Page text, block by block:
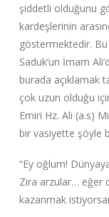
şiddetli olduğunu
kardeşlerinin
göstermektedir.
Saduk’un İmam
burada açıklamak
çok uzun olduğu
Emiri Hz. Ali (a.s)
bir vasiyette şöyle
“Ey oğlum!
Zira arzular… eğer
kazanmak